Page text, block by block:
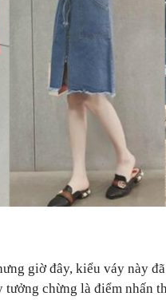
giờ đây, kiểu váy này
tưởng chừng là điểm nhấn